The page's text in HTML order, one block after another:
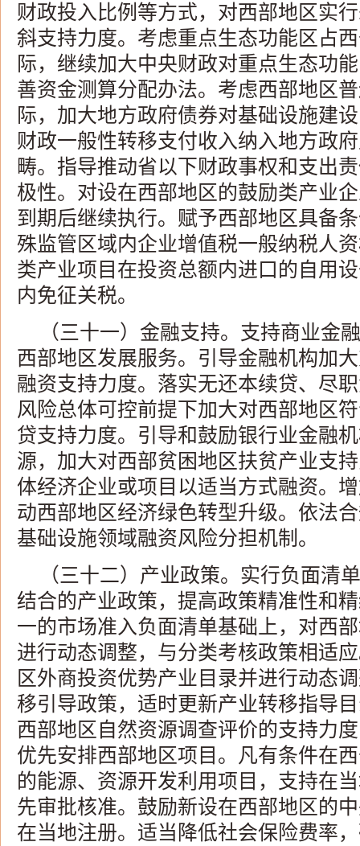
财政投入比例等方式，对西部地区实
斜支持力度。考虑重点生态功能区占
际，继续加大中央财政对重点生态功
善资金测算分配办法。考虑西部地区
际，加大地方政府债券对基础设施建
财政一般性转移支付收入纳入地方政
畴。指导推动省以下财政事权和支出
极性。对设在西部地区的鼓励类产业
到期后继续执行。赋予西部地区具备
殊监管区域内企业增值税一般纳税人
类产业项目在投资总额内进口的自用
内免征关税。
（三十一）金融支持。支持商业金
西部地区发展服务。引导金融机构加
融资支持力度。落实无还本续贷、尽
风险总体可控前提下加大对西部地区
贷支持力度。引导和鼓励银行业金融
源，加大对西部贫困地区扶贫产业支
体经济企业或项目以适当方式融资。
动西部地区经济绿色转型升级。依法
基础设施领域融资风险分担机制。
（三十二）产业政策。实行负面清
结合的产业政策，提高政策精准性和
一的市场准入负面清单基础上，对西
进行动态调整，与分类考核政策相适
区外商投资优势产业目录并进行动态
移引导政策，适时更新产业转移指导
西部地区自然资源调查评价的支持力
优先安排西部地区项目。凡有条件在
的能源、资源开发利用项目，支持在
先审批核准。鼓励新设在西部地区的
在当地注册。适当降低社会保险费率